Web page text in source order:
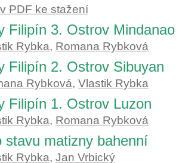
PDF ke stažení
Filipín 3. Ostrov Mindanao
Rybka, Romana Rybková
Filipín 2. Ostrov Sibuyan
Rybková, Vlastik Rybka
Filipín 1. Ostrov Luzon
Rybka, Romana Rybková
stavu matizny bahenní
Rybka, Jan Vrbický